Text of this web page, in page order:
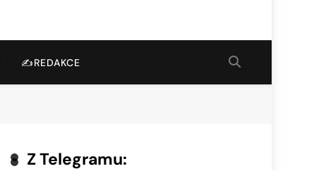
✍️REDAKCE
Z Telegramu: